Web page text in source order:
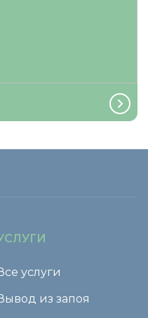
услуги
из запоя